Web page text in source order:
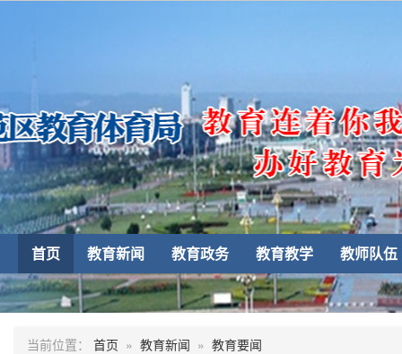
首页 教育新闻 教育政务 教育教学 教师队伍
当前位置： 首页 » 教育新闻 » 教育要闻